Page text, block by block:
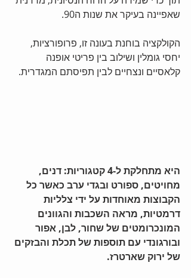
שאפיינה בעיקר את שנות ה90.
הקולקציה בוחנת בעונה זו, פרופורציות,
יחסי גומלין ושילוב בין פריטי אופנה
קלאסיים ונצחיים לבין תפיסתם המגדרית.
היא מתחלקת ל-4 קטגוריות: דנים,
מחויטים, ספורט ובגדי ערב כאשר כל
הקבוצות מאוחדות על ידי צלליות
דרמטיות, מראה השכבות והגוונים
המונכרומטים של שחור, לבן, אפור
ובורגונדי עם תוספות של תכלת והבזקים
של ירוק שארטרז.